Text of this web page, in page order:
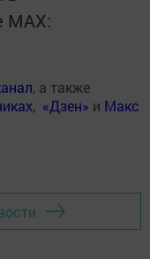
MАХ:
, а также
, «Дзен» и Макс